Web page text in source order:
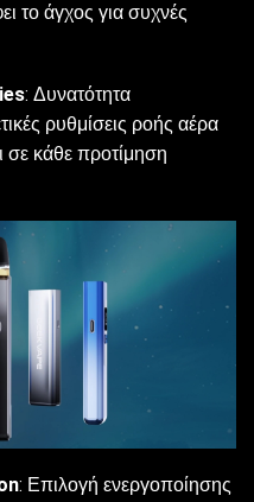
το άγχος για συχνές
: Δυνατότητα
ρυθμίσεις ροής αέρα
σε κάθε προτίμηση
: Επιλογή ενεργοποίησης